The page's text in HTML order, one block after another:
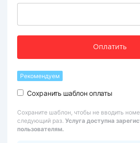
Оплатить
Рекомендуем
Сохранить шаблон оплаты
Сохраните шаблон, чтобы не вводить
следующий раз. Услуга доступна
пользователям.